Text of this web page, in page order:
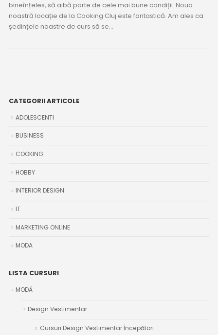
bineînțeles, să aibă parte de cele mai bune condiții. Noua
noastră locație de la Cooking Cluj este fantastică. Am ales ca
ședințele noastre de curs să se...
CATEGORII ARTICOLE
ADOLESCENTI
BUSINESS
COOKING
HOBBY
INTERIOR DESIGN
IT
MARKETING ONLINE
MODA
LISTA CURSURI
MODĂ
Design Vestimentar
Cursuri Design Vestimentar Începători